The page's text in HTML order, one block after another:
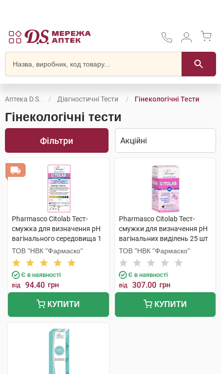
Аптека D.S. Діагностичні Тести Гінекологічні Тести
Гінекологічні тести
Фільтри
Pharmasco Citolab Тест-
смужка для визначення pH
вагінального середовища 1
шт
ТОВ "НВК "Фармаско"
Є в наявності
від 94.40 грн
КУПИТИ
Pharmasco Citolab Тест-
смужки для визначення pH
вагінальних виділень 25 шт
ТОВ "НВК "Фармаско"
Є в наявності
від 307.00 грн
КУПИТИ